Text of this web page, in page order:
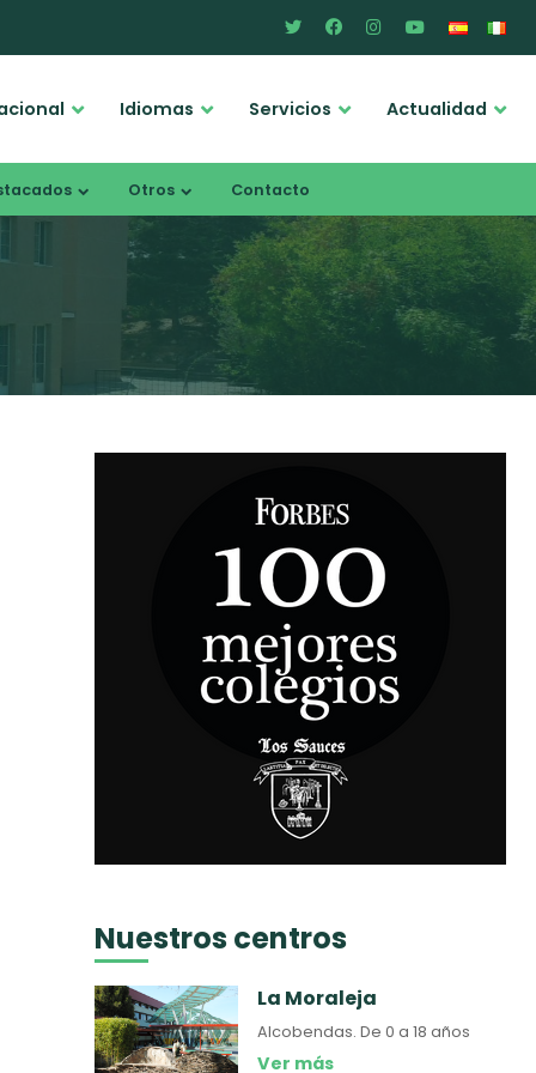
Idiomas Servicios Actualidad
Otros Contacto
Nuestros centros
La Moraleja
Alcobendas.De 0 a 18 años
Ver más